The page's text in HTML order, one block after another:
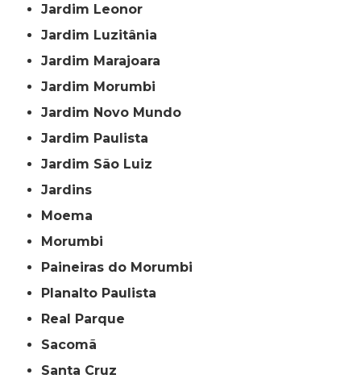
Jardim Leonor
Jardim Luzitânia
Jardim Marajoara
Jardim Morumbi
Jardim Novo Mundo
Jardim Paulista
Jardim São Luiz
Jardins
Moema
Morumbi
Paineiras do Morumbi
Planalto Paulista
Real Parque
Sacomã
Santa Cruz